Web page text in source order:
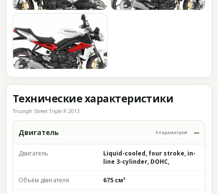
Технические характеристики
Triumph Street Triple R 2013
Двигатель 9 параметров
Двигатель
Liquid-cooled, four stroke, in-
line 3-cylinder, DOHC,
Объём двигателя 675 см³